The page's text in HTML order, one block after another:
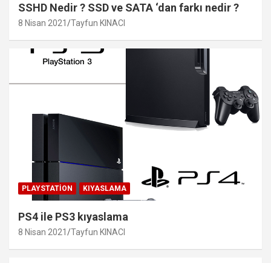
SSHD Nedir ? SSD ve SATA ‘dan farkı nedir ?
8 Nisan 2021 Tayfun KINACI
PLAYSTATION KIYASLAMA
PS4 ile PS3 kıyaslama
8 Nisan 2021 Tayfun KINACI